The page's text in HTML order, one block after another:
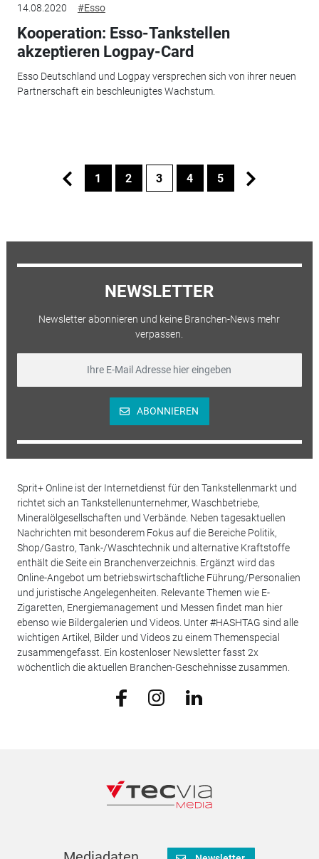
14.08.2020 #Esso
Kooperation: Esso-Tankstellen
akzeptieren Logpay-Card
Esso Deutschland und Logpay versprechen sich von ihrer neuen
Partnerschaft ein beschleunigtes Wachstum.
1 2 3 4 5
NEWSLETTER
Newsletter abonnieren und keine Branchen-News mehr
verpassen.
ABONNIEREN
Sprit+ Online ist der Internetdienst für den Tankstellenmarkt und
richtet sich an Tankstellenunternehmer, Waschbetriebe,
Mineralölgesellschaften und Verbände. Neben tagesaktuellen
Nachrichten mit besonderem Fokus auf die Bereiche Politik,
Shop/Gastro, Tank-/Waschtechnik und alternative Kraftstoffe
enthält die Seite ein Branchenverzeichnis. Ergänzt wird das
Online-Angebot um betriebswirtschaftliche Führung/Personalien
und juristische Angelegenheiten. Relevante Themen wie E-
Zigaretten, Energiemanagement und Messen findet man hier
ebenso wie Bildergalerien und Videos. Unter #HASHTAG sind alle
wichtigen Artikel, Bilder und Videos zu einem Themenspecial
zusammengefasst. Ein kostenloser Newsletter fasst 2x
wöchentlich die aktuellen Branchen-Geschehnisse zusammen.